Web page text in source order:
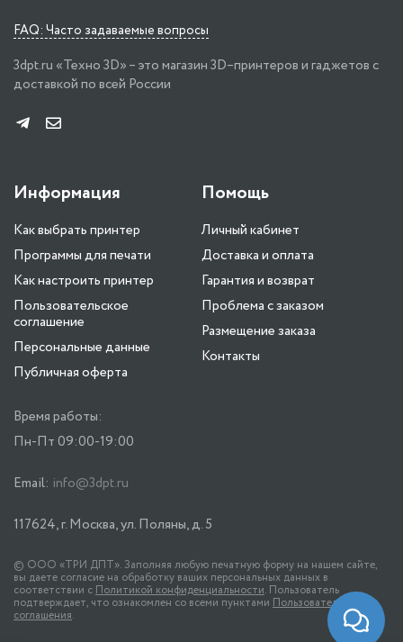
FAQ: Часто задаваемые вопросы
3dpt.ru «Техно 3D» – это магазин 3D–принтеров и гаджетов с
доставкой по всей России
Информация
Как выбрать принтер
Программы для печати
Как настроить принтер
Пользовательское
соглашение
Персональные данные
Публичная оферта
Помощь
Личный кабинет
Доставка и оплата
Гарантия и возврат
Проблема с заказом
Размещение заказа
Контакты
Время работы:
Пн-Пт 09:00-19:00
Email: info@3dpt.ru
117624, г. Москва, ул. Поляны, д. 5
© ООО «ТРИ ДПТ». Заполняя любую печатную форму на нашем сайте,
вы даете согласие на обработку ваших персональных данных в
соответствии с Политикой конфиденциальности. Пользователь
подтверждает, что ознакомлен со всеми пунктами Пользовательского
соглашения.